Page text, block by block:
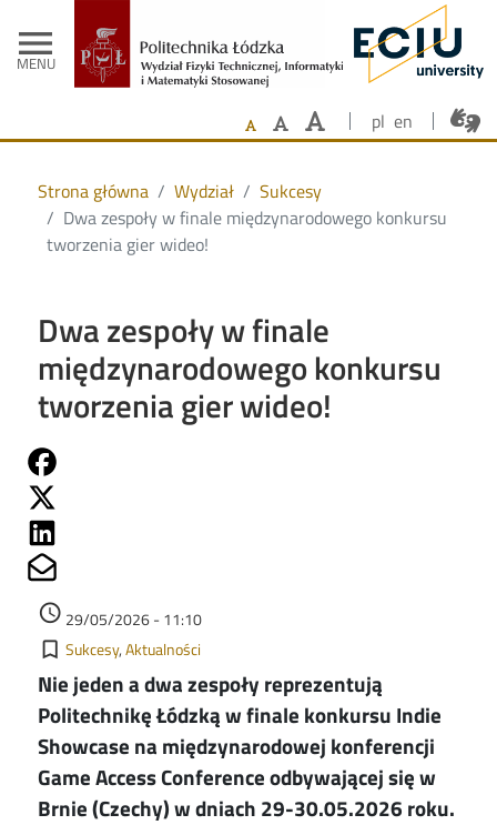
menu
MENU
- Strona
pl en
Strona główna Wydział
Sukcesy
Dwa zespoły w finale międzynarodowego konkursu
tworzenia gier wideo!
Dwa zespoły w finale
międzynarodowego konkursu
tworzenia gier wideo!
access_time 29/05/2026 - 11:10
bookmark_border Kategorie
Sukcesy Aktualności
Nie jeden a dwa zespoły reprezentują
Politechnikę Łódzką w finale konkursu Indie
Showcase na międzynarodowej konferencji
Game Access Conference odbywającej się w
Brnie (Czechy) w dniach 29-30.05.2026 roku.